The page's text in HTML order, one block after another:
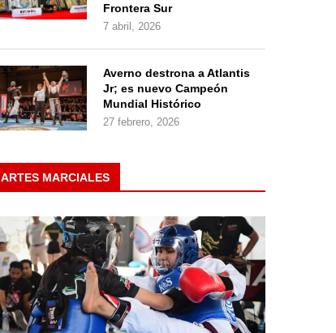
Frontera Sur
7 abril, 2026
Averno destrona a Atlantis
Jr; es nuevo Campeón
Mundial Histórico
27 febrero, 2026
ARTES MARCIALES